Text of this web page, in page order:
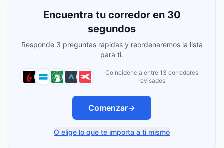
Encuentra tu corredor en 30
segundos
Responde 3 preguntas rápidas y reordenaremos la lista
para ti.
Coincidencia entre 13 corredores
revisados
Comenzar→
O elige lo que te importa a ti mismo